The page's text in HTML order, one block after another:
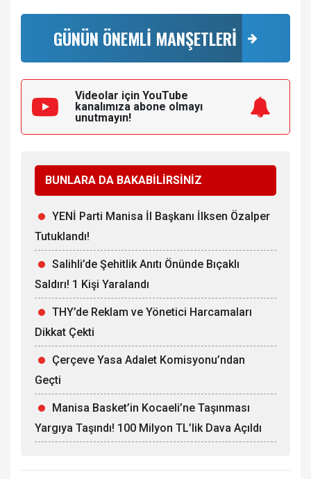
GÜNÜN ÖNEMLİ MANŞETLERİ
Videolar için YouTube
kanalımıza abone olmayı
unutmayın!
BUNLARA DA BAKABİLİRSİNİZ
YENİ Parti Manisa İl Başkanı İlksen Özalper
Tutuklandı!
Salihli’de Şehitlik Anıtı Önünde Bıçaklı
Saldırı! 1 Kişi Yaralandı
THY’de Reklam ve Yönetici Harcamaları
Dikkat Çekti
Çerçeve Yasa Adalet Komisyonu’ndan
Geçti
Manisa Basket’in Kocaeli’ne Taşınması
Yargıya Taşındı! 100 Milyon TL’lik Dava Açıldı